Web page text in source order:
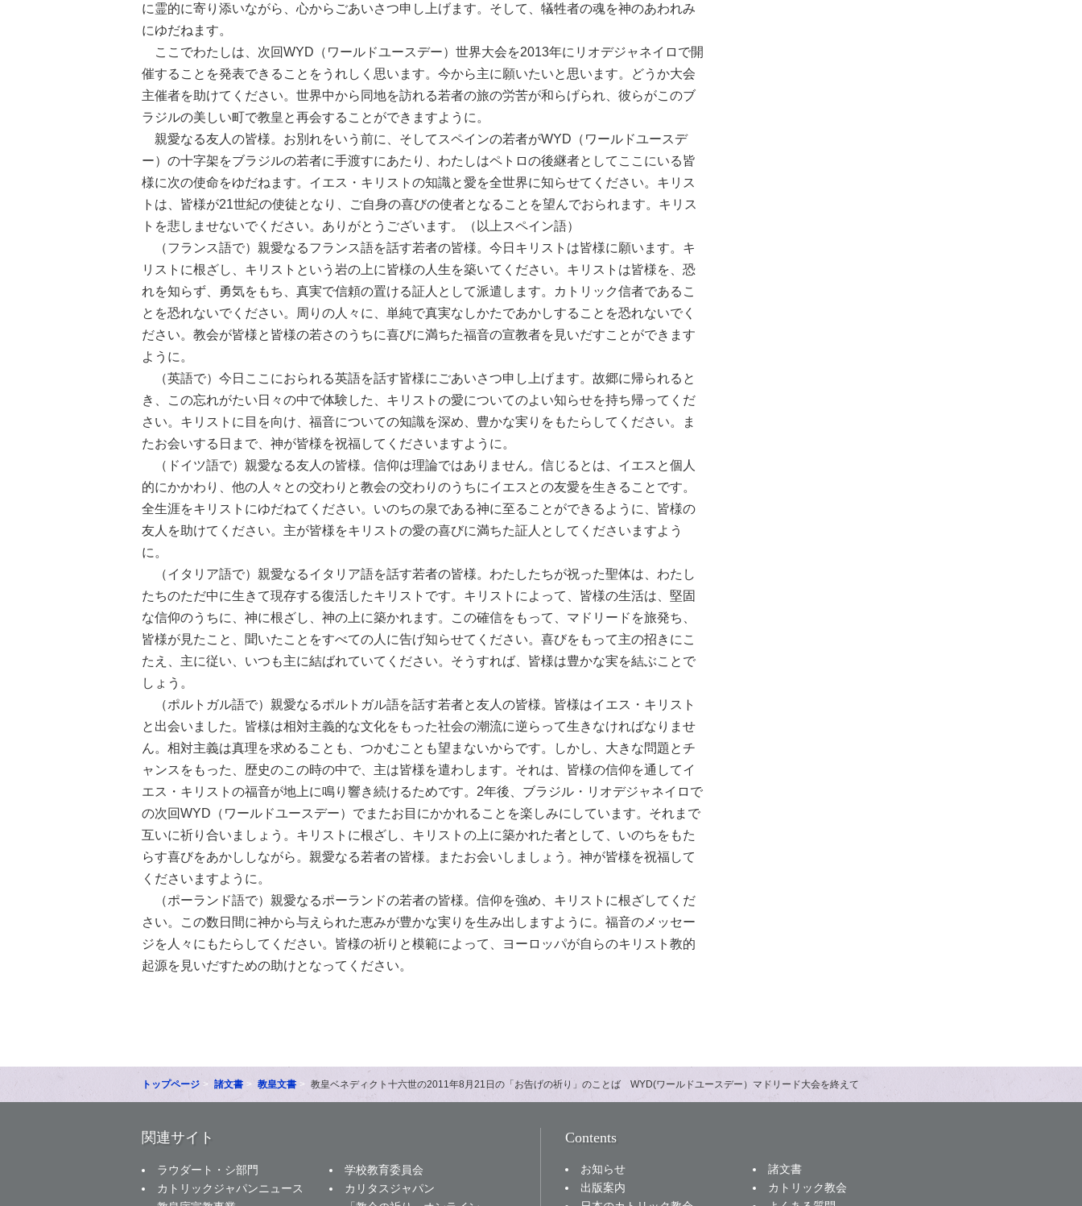
に霊的に寄り添いながら、心からごあいさつ申し上げます。そして、犠牲者の魂を神のあわれみ
にゆだねます。
ここでわたしは、次回WYD（ワールドユースデー）世界大会を2013年にリオデジャネイロで開
催することを発表できることをうれしく思います。今から主に願いたいと思います。どうか大会
主催者を助けてください。世界中から同地を訪れる若者の旅の労苦が和らげられ、彼らがこのブ
ラジルの美しい町で教皇と再会することができますように。
親愛なる友人の皆様。お別れをいう前に、そしてスペインの若者がWYD（ワールドユースデ
ー）の十字架をブラジルの若者に手渡すにあたり、わたしはペトロの後継者としてここにいる皆
様に次の使命をゆだねます。イエス・キリストの知識と愛を全世界に知らせてください。キリス
トは、皆様が21世紀の使徒となり、ご自身の喜びの使者となることを望んでおられます。キリス
トを悲しませないでください。ありがとうございます。（以上スペイン語）
（フランス語で）親愛なるフランス語を話す若者の皆様。今日キリストは皆様に願います。キ
リストに根ざし、キリストという岩の上に皆様の人生を築いてください。キリストは皆様を、恐
れを知らず、勇気をもち、真実で信頼の置ける証人として派遣します。カトリック信者であるこ
とを恐れないでください。周りの人々に、単純で真実なしかたであかしすることを恐れないでく
ださい。教会が皆様と皆様の若さのうちに喜びに満ちた福音の宣教者を見いだすことができます
ように。
（英語で）今日ここにおられる英語を話す皆様にごあいさつ申し上げます。故郷に帰られると
き、この忘れがたい日々の中で体験した、キリストの愛についてのよい知らせを持ち帰ってくだ
さい。キリストに目を向け、福音についての知識を深め、豊かな実りをもたらしてください。ま
たお会いする日まで、神が皆様を祝福してくださいますように。
（ドイツ語で）親愛なる友人の皆様。信仰は理論ではありません。信じるとは、イエスと個人
的にかかわり、他の人々との交わりと教会の交わりのうちにイエスとの友愛を生きることです。
全生涯をキリストにゆだねてください。いのちの泉である神に至ることができるように、皆様の
友人を助けてください。主が皆様をキリストの愛の喜びに満ちた証人としてくださいますよう
に。
（イタリア語で）親愛なるイタリア語を話す若者の皆様。わたしたちが祝った聖体は、わたし
たちのただ中に生きて現存する復活したキリストです。キリストによって、皆様の生活は、堅固
な信仰のうちに、神に根ざし、神の上に築かれます。この確信をもって、マドリードを旅発ち、
皆様が見たこと、聞いたことをすべての人に告げ知らせてください。喜びをもって主の招きにこ
たえ、主に従い、いつも主に結ばれていてください。そうすれば、皆様は豊かな実を結ぶことで
しょう。
（ポルトガル語で）親愛なるポルトガル語を話す若者と友人の皆様。皆様はイエス・キリスト
と出会いました。皆様は相対主義的な文化をもった社会の潮流に逆らって生きなければなりませ
ん。相対主義は真理を求めることも、つかむことも望まないからです。しかし、大きな問題とチ
ャンスをもった、歴史のこの時の中で、主は皆様を遣わします。それは、皆様の信仰を通してイ
エス・キリストの福音が地上に鳴り響き続けるためです。2年後、ブラジル・リオデジャネイロで
の次回WYD（ワールドユースデー）でまたお目にかかれることを楽しみにしています。それまで
互いに祈り合いましょう。キリストに根ざし、キリストの上に築かれた者として、いのちをもた
らす喜びをあかししながら。親愛なる若者の皆様。またお会いしましょう。神が皆様を祝福して
くださいますように。
（ポーランド語で）親愛なるポーランドの若者の皆様。信仰を強め、キリストに根ざしてくだ
さい。この数日間に神から与えられた恵みが豊かな実りを生み出しますように。福音のメッセー
ジを人々にもたらしてください。皆様の祈りと模範によって、ヨーロッパが自らのキリスト教的
起源を見いだすための助けとなってください。
トップページ 諸文書 教皇文書 教皇ベネディクト十六世の2011年8月21日の「お告げの祈り」のことば WYD(ワールドユースデー）マドリード大会を終えて
関連サイト
ラウダート・シ部門
学校教育委員会
カトリックジャパンニュース
カリタスジャパン
Contents
お知らせ
諸文書
出版案内
カトリック教会